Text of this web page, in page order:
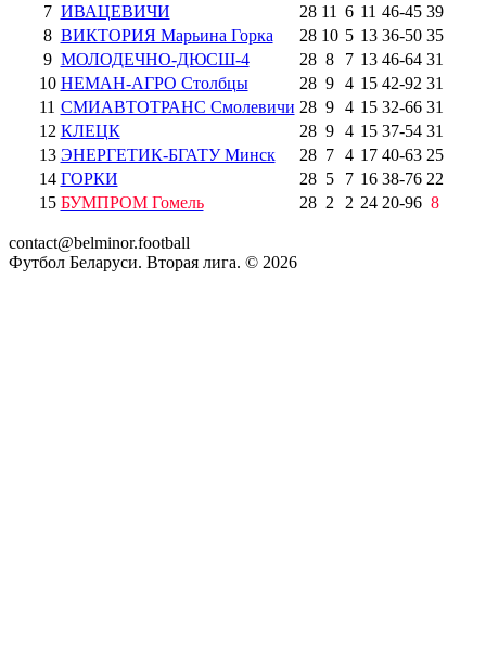
7 ИВАЦЕВИЧИ 28 11 6 11 46-45 39
8 ВИКТОРИЯ Марьина Горка 28 10 5 13 36-50 35
9 МОЛОДЕЧНО-ДЮСШ-4 28 8 7 13 46-64 31
10 НЕМАН-АГРО Столбцы 28 9 4 15 42-92 31
11 СМИАВТОТРАНС Смолевичи 28 9 4 15 32-66 31
12 КЛЕЦК 28 9 4 15 37-54 31
13 ЭНЕРГЕТИК-БГАТУ Минск 28 7 4 17 40-63 25
14 ГОРКИ 28 5 7 16 38-76 22
15 БУМПРОМ Гомель 28 2 2 24 20-96 8
contact@belminor.football
Футбол Беларуси. Вторая лига. © 2026